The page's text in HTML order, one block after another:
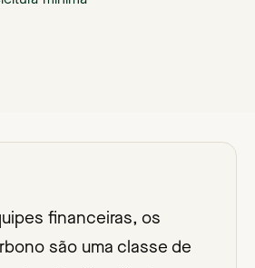
financeiras, os
são uma classe de